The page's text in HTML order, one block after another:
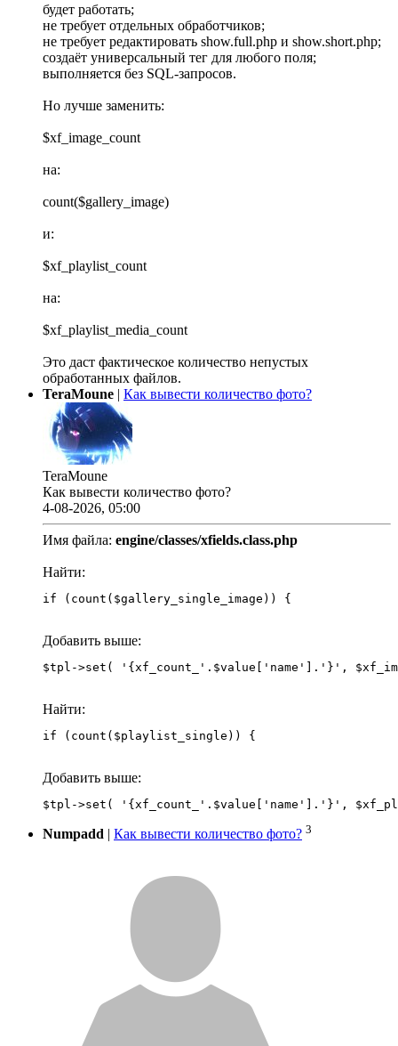
будет работать;
не требует отдельных обработчиков;
не требует редактировать show.full.php и show.short.php;
создаёт универсальный тег для любого поля;
выполняется без SQL-запросов.
Но лучше заменить:
$xf_image_count
на:
count($gallery_image)
и:
$xf_playlist_count
на:
$xf_playlist_media_count
Это даст фактическое количество непустых
обработанных файлов.
TeraMoune | Как вывести количество фото?
TeraMoune
Как вывести количество фото?
4-08-2026, 05:00
Имя файла: engine/classes/xfields.class.php
Найти:
if (count($gallery_single_image)) {
Добавить выше:
Найти:
if (count($playlist_single)) {
Добавить выше:
Numpadd | Как вывести количество фото? 3